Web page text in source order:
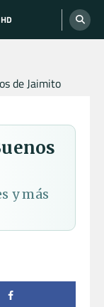
de Jaimito
y más